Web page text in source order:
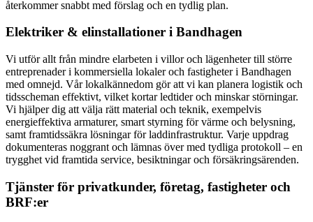
återkommer snabbt med förslag och en tydlig plan.
Elektriker & elinstallationer i Bandhagen
Vi utför allt från mindre elarbeten i villor och lägenheter till större
entreprenader i kommersiella lokaler och fastigheter i Bandhagen
med omnejd. Vår lokalkännedom gör att vi kan planera logistik och
tidsscheman effektivt, vilket kortar ledtider och minskar störningar.
Vi hjälper dig att välja rätt material och teknik, exempelvis
energieffektiva armaturer, smart styrning för värme och belysning,
samt framtidssäkra lösningar för laddinfrastruktur. Varje uppdrag
dokumenteras noggrant och lämnas över med tydliga protokoll – en
trygghet vid framtida service, besiktningar och försäkringsärenden.
Tjänster för privatkunder, företag, fastigheter och
BRF:er